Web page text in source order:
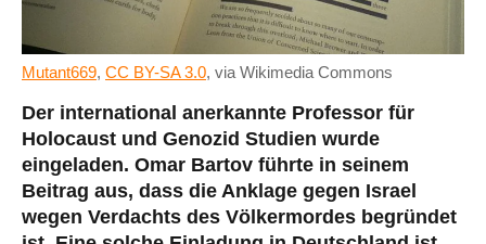
Mutant669, CC BY-SA 3.0, via Wikimedia Commons
Der international anerkannte Professor für
Holocaust und Genozid Studien wurde
eingeladen. Omar Bartov führte in seinem
Beitrag aus, dass die Anklage gegen Israel
wegen Verdachts des Völkermordes begründet